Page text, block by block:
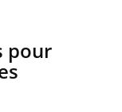
pour